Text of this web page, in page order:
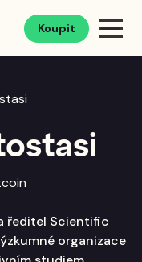
Koupit
ředitel Scientific
organizace